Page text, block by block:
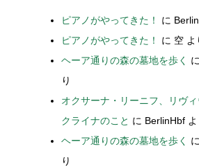
ピアノがやってきた！ に
ピアノがやってきた！
に 空 よ
ヘーア通りの森の墓地を歩く
に
り
オクサーナ・リーニフ、リヴ
クライナのこと に BerlinHbf よ
ヘーア通りの森の墓地を歩く
に
り